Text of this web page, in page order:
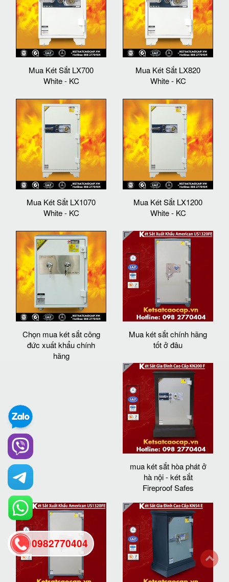
Mua Két Sắt LX700
White - KC
Mua Két Sắt LX820
White - KC
Mua Két Sắt LX1070
White - KC
Mua Két Sắt LX1200
White - KC
Chọn mua két sắt công
đức xuất khẩu chính
hãng
Mua két sắt chính hãng
tốt ở đâu
mua két sắt hòa phát ở
hà nội - két sắt
Fireproof Safes
0982770404